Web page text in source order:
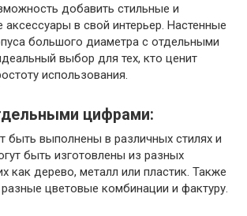
добавить стильные и
в свой интерьер. Настенные
большого диаметра с отдельными
выбор для тех, кто ценит
использования.
цифрами:
быть выполнены в различных стилях и
быть изготовлены из разных
как дерево, металл или пластик. Также
цветовые комбинации и фактуру.